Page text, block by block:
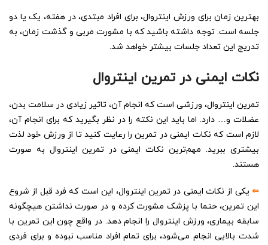
بهترین زمان برای ورزش اینتروال، برای افراد مبتدی، در هفته، یک یا دو
جلسه است. توجه داشته باشید که با مشورت مربی و گذشت زمان، به
تدریج این تعداد جلسات بیشتر خواهد شد.
نکات ایمنی در تمرین اینتروال
تمرین اینتروال، ورزشی است که انجام آن، تاثیر زیادی در سلامت بدن،
عضلات و… دارد. اما باید این نکته را در نظر بگیرید که برای انجام آن،
لازم است که نکات ایمنی در تمرین را رعایت کنید تا از ورزش خود لذت
بیشتری ببرید. مهم‌ترین نکات ایمنی در تمرین اینتروال به صورت
هستند.
⇐ یکی از نکات ایمنی در تمرین اینتروال، این است که فرد قبل از شروع
این تمرین، حتما با پزشک مشورت کرده و در صورت نداشتن هیچگونه
سابقه بیماری، ورزش اینتروال را انجام دهد. در واقع چون این تمرین با
شدت بالایی انجام می‌شود، برای تمام افراد مناسب نبوده و برای فردی